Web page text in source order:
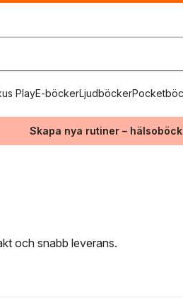
PlayE-böckerLjudböcker
Skapa nya rutiner –
och snabb leverans.